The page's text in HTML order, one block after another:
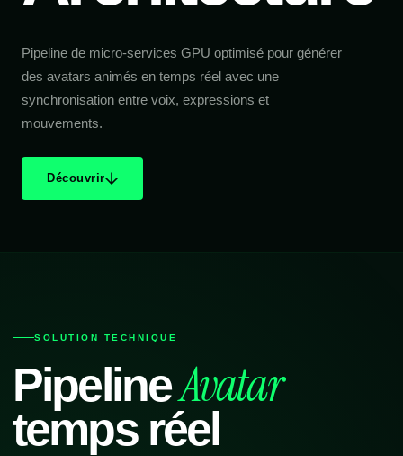
Pipeline de micro-services GPU optimisé pour générer
des avatars animés en temps réel avec une
synchronisation entre voix, expressions et
mouvements.
Découvrir
SOLUTION TECHNIQUE
PipelineAvatar
temps réel